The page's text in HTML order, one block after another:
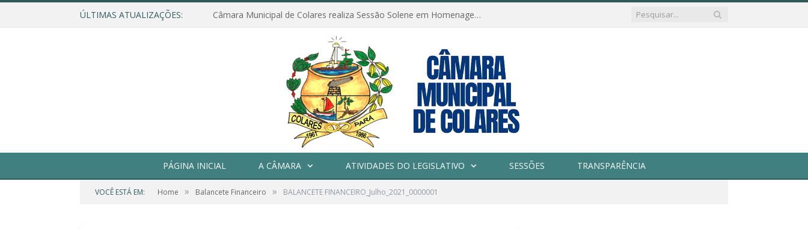
ÚLTIMAS ATUALIZAÇÕES: Câmara Municipal de Colares realiza Sessão Solene em Homenagem ao Dia das Mães
PÁGINA INICIAL A CÂMARA ATIVIDADES DO LEGISLATIVO SESSÕES TRANSPARÊNCIA
VOCÊ ESTÁ EM: Home » Balancete Financeiro » BALANCETE FINANCEIRO_Julho_2021_0000001